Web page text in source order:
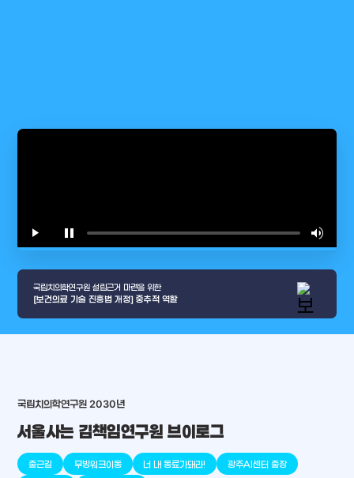
arrow_selector_tool
경기도
충청남도 대전광역시
place
천안
place
세종
place
판교
place
오송
place
대덕
place
원주
play_arrow pause volume_up
국립치의학연구원 설립근거 마련을 위한
[보건의료 기술 진흥법 개정] 중추적 역할
국립치의학연구원 2030년
서울사는 김책임연구원 브이로그
출근길 무빙워크이동 너 내 동료가돼라! 광주AI센터 출장